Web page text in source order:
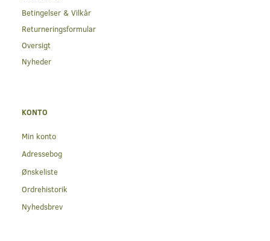
Betingelser & Vilkår
Returneringsformular
Oversigt
Nyheder
KONTO
Min konto
Adressebog
Ønskeliste
Ordrehistorik
Nyhedsbrev